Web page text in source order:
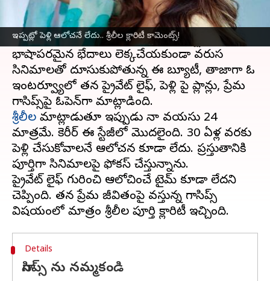
ఇప్పట్లో పెళ్లి ఆలోచనే లేదు.. శ్రీలీల క్లారిటీ కామెంట్స్!
తెలుగు చిత్ర పరిశ్రమలో తనదైన గ్లామర్, ఎనర్జీటిక్
డ్యాన్స్, లైవ్లీ స్క్రీన్ ప్రెజెన్స్‌తో యూత్‌లో భారీ
ఫాలోయింగ్ సంపాదించుకుంటున్న యాక్ట్రెస్ శ్రీలీల.
భాషాపరమైన భేదాలు లెక్కచేయకుండా వరుస
సినిమాలతో దూసుకుపోతున్న ఈ బ్యూటీ, తాజాగా ఓ
ఇంటర్వ్యూలో తన ప్రైవేట్ లైఫ్, పెళ్లి పై ప్లాన్లు, ప్రేమ
శ్రీలీల మాట్లాడుతూ ఇప్పుడు నా వయసు 24
మాత్రమే. కెరీర్‌ ఈ స్టేజీలో మొదలైంది. 30 ఏళ్ల వరకు
పెళ్లి చేసుకోవాలనే ఆలోచన కూడా లేదు. ప్రస్తుతానికి
పూర్తిగా సినిమాలపై ఫోకస్‌ చేస్తున్నాను.
ప్రైవేట్ లైఫ్ గురించి ఆలోచించే టైమ్ కూడా లేదని
చెప్పింది. తన ప్రేమ జీవితంపై వస్తున్న గాసిప్స్‌
Details
గాసిప్స్ ను నమ్మకండి